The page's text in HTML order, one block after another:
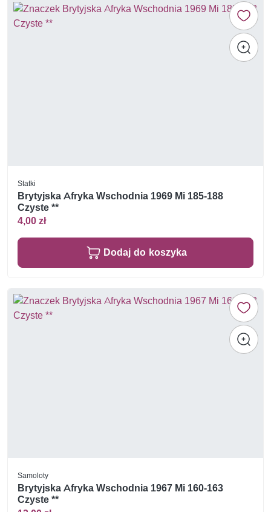
Statki
Brytyjska Afryka Wschodnia 1969 Mi 185-188
Czyste **
4,00 zł
Dodaj do koszyka
Samoloty
Brytyjska Afryka Wschodnia 1967 Mi 160-163
Czyste **